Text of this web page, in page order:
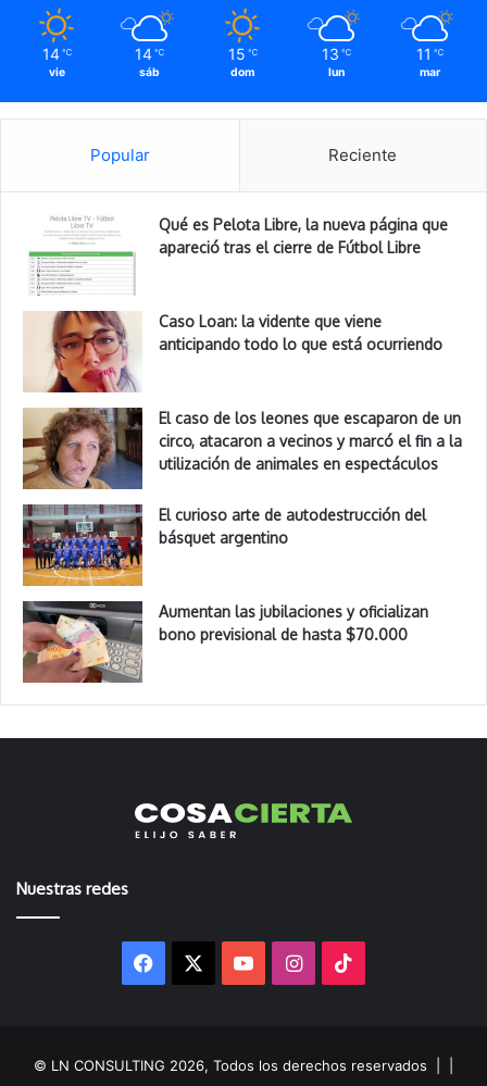
14 ℃
vie
14 ℃
sáb
15 ℃
dom
13 ℃
lun
11 ℃
mar
Popular Reciente
Qué es Pelota Libre, la nueva página que
apareció tras el cierre de Fútbol Libre
Caso Loan: la vidente que viene
anticipando todo lo que está ocurriendo
El caso de los leones que escaparon de un
circo, atacaron a vecinos y marcó el fin a la
utilización de animales en espectáculos
El curioso arte de autodestrucción del
básquet argentino
Aumentan las jubilaciones y oficializan
bono previsional de hasta $70.000
Nuestras redes
Facebook YouTubeInstagram
© LN CONSULTING 2026, Todos los derechos reservados |